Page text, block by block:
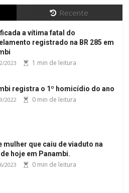
Recente
a vítima fatal do
registrado na BR 285 em
2023 1 min de leitura
registra o 1º homicídio do ano
2022 0 min de leitura
mulher que caiu de viaduto na
hoje em Panambi.
2023 0 min de leitura